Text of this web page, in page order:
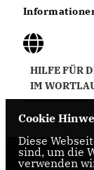
HILFE FÜR
IM
Cookie
Diese
sind, um die
verwenden